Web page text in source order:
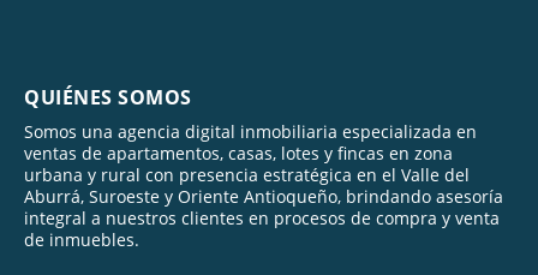
QUIÉNES SOMOS
Somos una agencia digital inmobiliaria especializada en
ventas de apartamentos, casas, lotes y fincas en zona
urbana y rural con presencia estratégica en el Valle del
Aburrá, Suroeste y Oriente Antioqueño, brindando asesoría
integral a nuestros clientes en procesos de compra y venta
de inmuebles.